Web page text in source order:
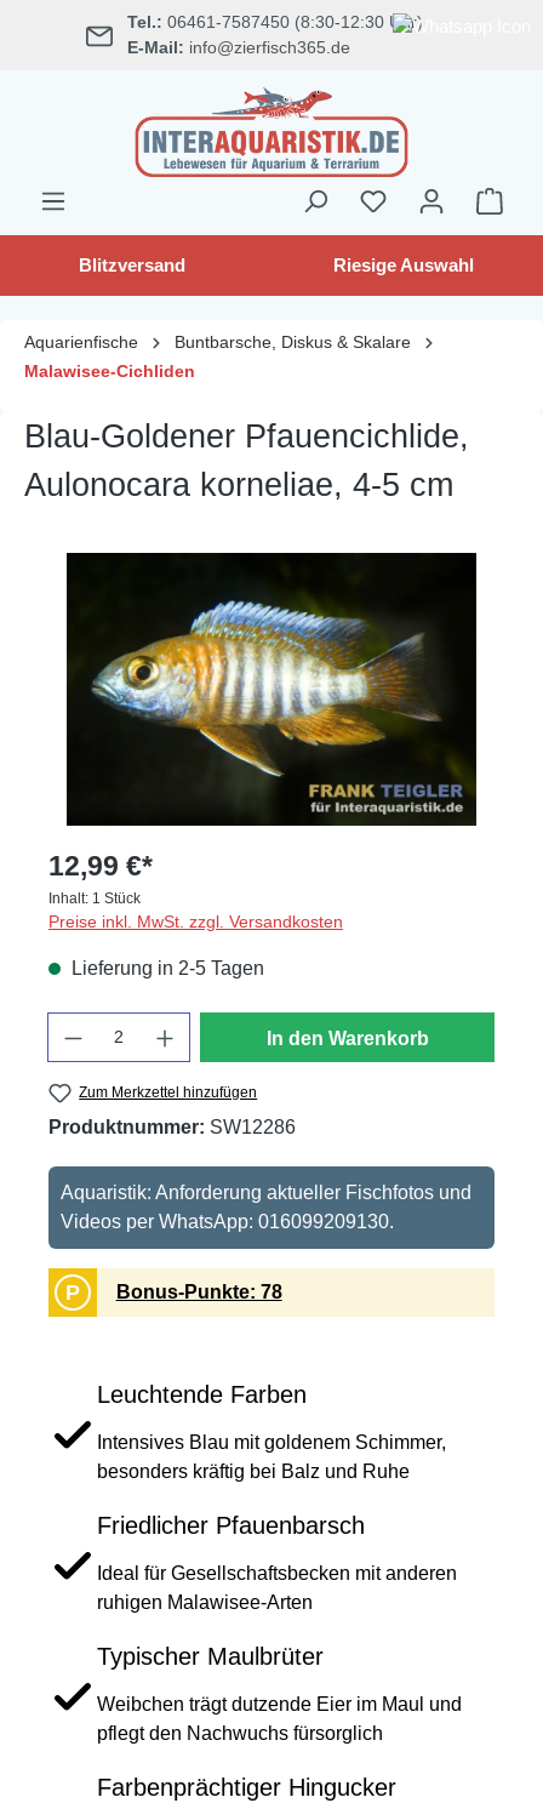
springen Tel.: 06461-7587450 (8:30-12:30 Uhr)
E-Mail: info@zierfisch365.de
Blitzversand Riesige Auswahl
Aquarienfische
Buntbarsche, Diskus & Skalare
Malawisee-Cichliden
Blau-Goldener Pfauencichlide,
Aulonocara korneliae, 4-5 cm
12,99 €*
Inhalt: 1 Stück
Preise inkl. MwSt. zzgl. Versandkosten
Lieferung in 2-5 Tagen
In den Warenkorb
Zum Merkzettel hinzufügen
Produktnummer: SW12286
Aquaristik: Anforderung aktueller Fischfotos und
Videos per WhatsApp: 016099209130.
P Bonus-Punkte: 78
Leuchtende Farben
Intensives Blau mit goldenem Schimmer,
besonders kräftig bei Balz und Ruhe
Friedlicher Pfauenbarsch
Ideal für Gesellschaftsbecken mit anderen
ruhigen Malawisee-Arten
Typischer Maulbrüter
Weibchen trägt dutzende Eier im Maul und
pflegt den Nachwuchs fürsorglich
Farbenprächtiger Hingucker